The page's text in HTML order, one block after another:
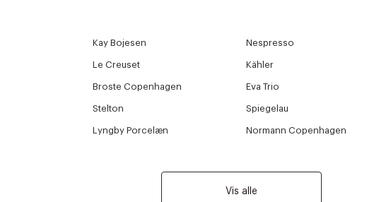
Kay Bojesen Nespresso
Le Creuset Kähler
Broste Copenhagen Eva Trio
Stelton Spiegelau
Lyngby Porcelæn Normann Copenhagen
Vis alle